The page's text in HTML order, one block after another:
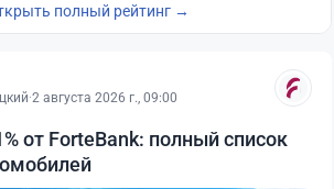
полный рейтинг →
·2 августа 2026 г., 09:00
от ForteBank: полный список